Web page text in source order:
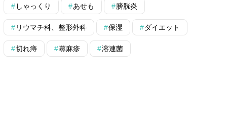
しゃっくり あせも 膀胱炎
リウマチ科、整形外科 保湿 ダイエット
切れ痔 蕁麻疹 溶連菌